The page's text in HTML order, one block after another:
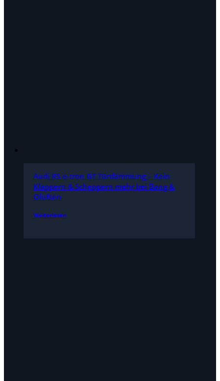
Audi RS e-tron GT Türdämmung – Kein
Klappern & Scheppern mehr bei Bang &
Olufsen
Weiterlesen